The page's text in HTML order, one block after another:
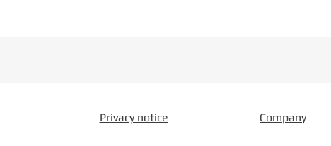
Privacy notice Company